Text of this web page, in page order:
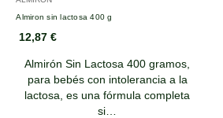
Almiron sin lactosa 400 g
12,87 €
Almirón Sin Lactosa 400 gramos,
para bebés con intolerancia a la
lactosa, es una fórmula completa
si…